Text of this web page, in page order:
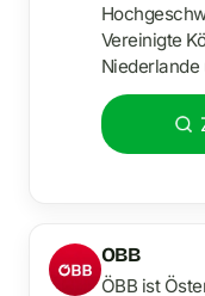
Vereinigte
OBB
ÖBB ist